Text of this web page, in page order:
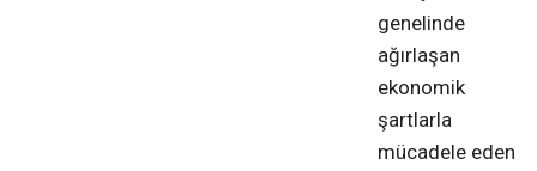
genelinde
ağırlaşan
ekonomik
şartlarla
mücadele eden